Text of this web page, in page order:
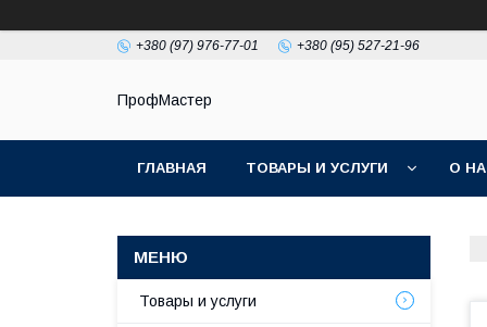
+380 (97) 976-77-01 +380 (95) 527-21-96
ПрофМастер
ГЛАВНАЯ ТОВАРЫ И УСЛУГИ О
Товары и услуги